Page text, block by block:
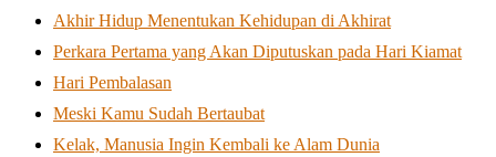
Akhir Hidup Menentukan Kehidupan di Akhirat
Perkara Pertama yang Akan Diputuskan pada Hari Kiamat
Hari Pembalasan
Meski Kamu Sudah Bertaubat
Kelak, Manusia Ingin Kembali ke Alam Dunia